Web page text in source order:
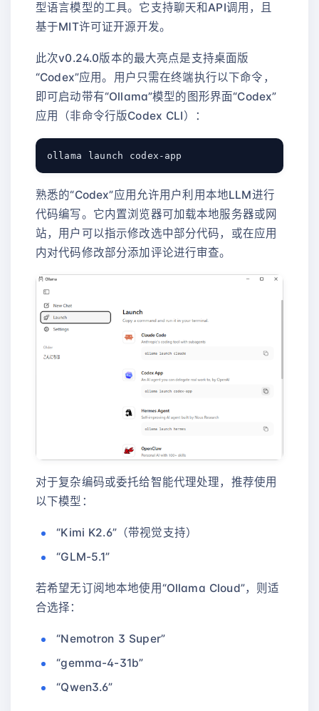
型语言模型的工具。它支持聊天和API调用，且
基于MIT许可证开源开发。
此次v0.24.0版本的最大亮点是支持桌面版
“Codex”应用。用户只需在终端执行以下命令，
即可启动带有“Ollama”模型的图形界面“Codex”
应用（非命令行版Codex CLI）：
熟悉的“Codex”应用允许用户利用本地LLM进行
代码编写。它内置浏览器可加载本地服务器或网
站，用户可以指示修改选中部分代码，或在应用
内对代码修改部分添加评论进行审查。
对于复杂编码或委托给智能代理处理，推荐使用
以下模型：
“Kimi K2.6”（带视觉支持）
“GLM-5.1”
若希望无订阅地本地使用“Ollama Cloud”，则适
合选择：
“Nemotron 3 Super”
“gemma-4-31b”
“Qwen3.6”